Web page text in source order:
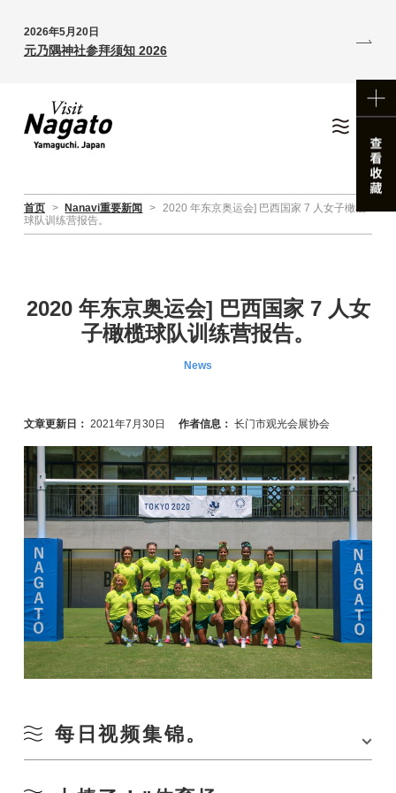
2026年5月20日
元乃隅神社参拜须知 2026
首页 > Nanavi重要新闻 > 2020 年东京奥运会] 巴西国家 7 人女子橄榄
球队训练营报告。
2020 年东京奥运会] 巴西国家 7 人女
子橄榄球队训练营报告。
News
文章更新日： 2021年7月30日 作者信息： 长门市观光会展协会
每日视频集锦。